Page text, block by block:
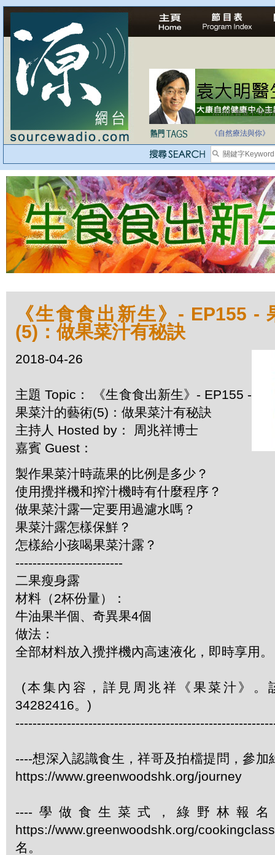
法治社會並不等同
《自然療法與你》
《生食食出新生》- EP155 -
(5)：做果菜汁有秘訣
2018-04-26
主題 Topic： 《生食食出新生》- EP155 -
果菜汁的藝術(5)：做果菜汁有秘訣
主持人 Hosted by： 周兆祥博士
嘉賓 Guest：
製作果菜汁時蔬果的比例是多少？
使用攪拌機和搾汁機時有什麼程序？
做果菜汁露一定要用過濾水嗎？
果菜汁露怎樣保鮮？
怎樣給小孩喝果菜汁露？
-------------------------
二果瘦身露
材料（2杯份量）：
牛油果半個、奇異果4個
做法：
全部材料放入攪拌機內高速液化，即時享用。
(本集內容，詳見周兆祥《果菜汁》。
34282416。)
----想深入認識食生，祥哥及拍檔提問，參加
https://www.greenwoodshk.org/journey
----學做食生菜式，綠野林報
https://www.greenwoodshk.org/
名。